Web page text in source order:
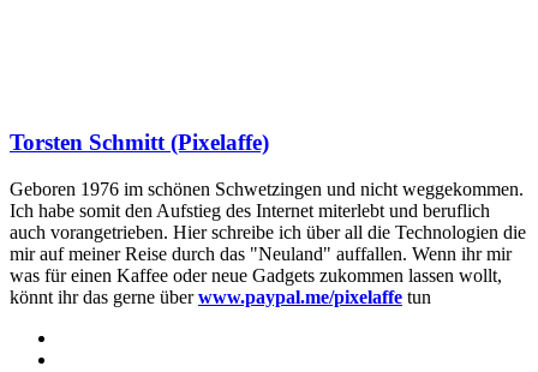
Torsten Schmitt (Pixelaffe)
Geboren 1976 im schönen Schwetzingen und nicht weggekommen.
Ich habe somit den Aufstieg des Internet miterlebt und beruflich
auch vorangetrieben. Hier schreibe ich über all die Technologien die
mir auf meiner Reise durch das "Neuland" auffallen. Wenn ihr mir
was für einen Kaffee oder neue Gadgets zukommen lassen wollt,
könnt ihr das gerne überwww.paypal.me/pixelaffe tun